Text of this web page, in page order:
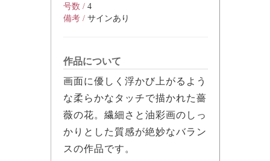
号数 / 4
備考 / サインあり
作品について
画面に優しく浮かび上がるよう
な柔らかなタッチで描かれた薔
薇の花。繊細さと油彩画のしっ
かりとした質感が絶妙なバラン
スの作品です。